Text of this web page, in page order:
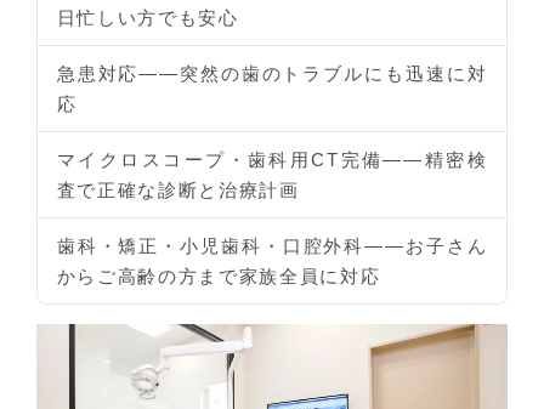
日忙しい方でも安心
急患対応——突然の歯のトラブルにも迅速に対
応
マイクロスコープ・歯科用CT完備——精密検
査で正確な診断と治療計画
歯科・矯正・小児歯科・口腔外科——お子さん
からご高齢の方まで家族全員に対応